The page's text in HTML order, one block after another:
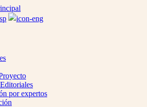
por expertos